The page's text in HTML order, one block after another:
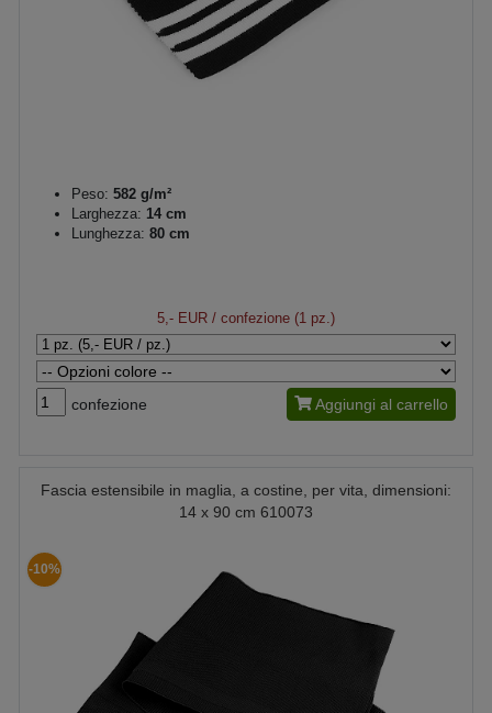
Peso: 582 g/m²
Larghezza: 14 cm
Lunghezza: 80 cm
5,- EUR / confezione (1 pz.)
confezione Aggiungi al carrello
Fascia estensibile in maglia, a costine, per vita, dimensioni:
14 x 90 cm 610073
-10%